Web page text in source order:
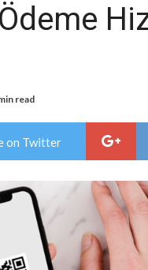
read
on Twitter